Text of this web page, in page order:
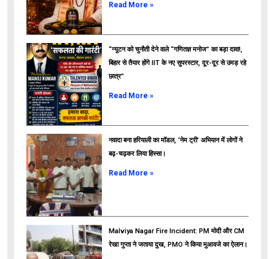
ads
Read More »
“न्यूटन को चुनौती देने वाले “गणितज्ञ मनोज” का बड़ा दावा!,
बिहार से तैयार होंगे IIT के नए सुपरस्टार, दूर-दूर से उमड़ रहे
छात्र”
Read More »
नवादा बना हरियाली का मॉडल, ‘नेम ट्री’ अभियान में लोगों ने
बढ़-चढ़कर लिया हिस्सा।
Read More »
Malviya Nagar Fire Incident: PM मोदी और CM
रेखा गुप्ता ने जताया दुख, PMO ने किया मुआवजे का ऐलान।